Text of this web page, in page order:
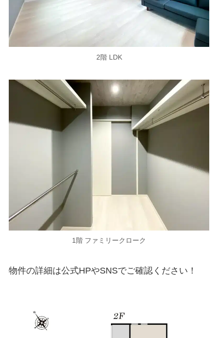
2階 LDK
1階 ファミリークローク
物件の詳細は公式HPやSNSでご確認ください！